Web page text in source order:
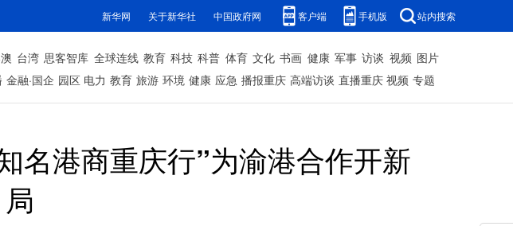
新华网 关于新华社 中国政府网 客户端 手机版 站内搜索
台湾 思客智库 全球连线 教育 科技 科普 体育 文化 书画 健康 军事 访谈 视频 图片
金融·国企 园区 电力 教育 旅游 环境 健康 应急 播报重庆 高端访谈 直播重庆 视频 专题
名港商重庆行”为渝港合作开新
局